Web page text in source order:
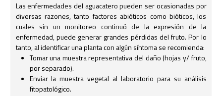
Las enfermedades del aguacatero pueden ser ocasionadas por
diversas razones, tanto factores abióticos como bióticos, los
cuales sin un monitoreo continuó de la expresión de la
enfermedad, puede generar grandes pérdidas del fruto. Por lo
tanto, al identificar una planta con algún síntoma se recomienda:
Tomar una muestra representativa del daño (hojas y/ fruto,
por separado).
Enviar la muestra vegetal al laboratorio para su análisis
fitopatológico.